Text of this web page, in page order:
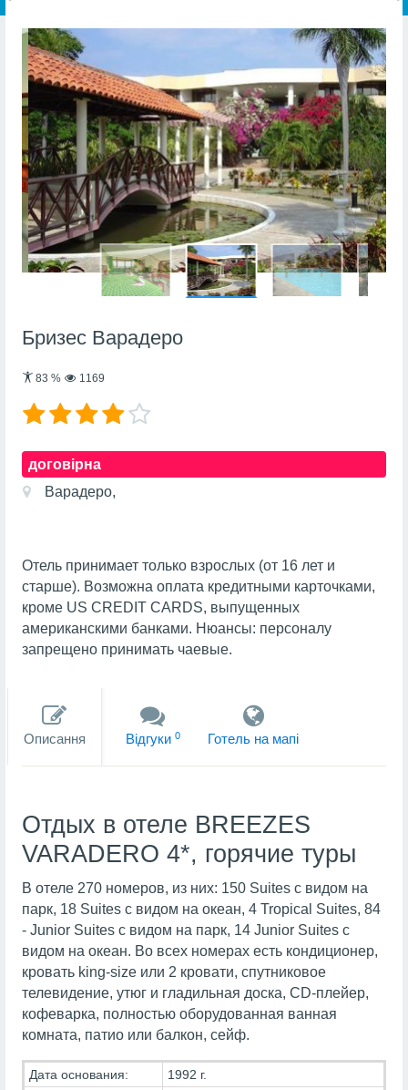
Бризес Варадеро
83 % 1169
договірна
Варадеро,
Отель принимает только взрослых (от 16 лет и
старше). Возможна оплата кредитными карточками,
кроме US CREDIT CARDS, выпущенных
американскими банками. Нюансы: персоналу
запрещено принимать чаевые.
Описання Вiдгуки 0 Готель на мапi
Отдых в отеле BREEZES
VARADERO 4*, горячие туры
В отеле 270 номеров, из них: 150 Suites с видом на
парк, 18 Suites с видом на океан, 4 Tropical Suites, 84
- Junior Suites с видом на парк, 14 Junior Suites с
видом на океан. Во всех номерах есть кондиционер,
кровать king-size или 2 кровати, спутниковое
телевидение, утюг и гладильная доска, CD-плейер,
кофеварка, полностью оборудованная ванная
комната, патио или балкон, сейф.
Дата основания:
1992 г.